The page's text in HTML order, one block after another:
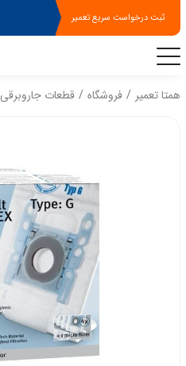
ثبت درخواست سریع تعمیر
همتا تعمیر فروشگاه قطعات جاروبرقی